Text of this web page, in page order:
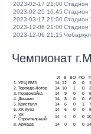
2023-02-17 21:00Стадион
2023-02-25 16:45 Стадион
2023-03-17 21:00Стадион
2023-12-06 21:00Стадион
2023-12-06 21:15
Чемпионат
И В ВО ПО П
1.
УРЦ ЯМЗ 14 12 0 0 2
2. Торпедо-Лотор 14 10 1 0 3
3.
Первомайка 14 9 0 0 5
4.
Динамо 14 8 0 0 6
5.
Кристалл 14 6 0 1 7
6. ХК Куба 14 6 0 0 8
7. ХК
Строительный
14 4 0 0 10
8. Армада 14 0 0 0 14